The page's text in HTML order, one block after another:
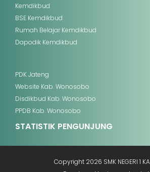
Kemdikbud
BSE Kemdikbud
Rumah Belajar Kemdikbud
Dapodik Kemdikbud
PDK Jateng
Website Kab. Wonosobo
Disdikbud Kab. Wonosobo
PPDB Kab. Wonosobo
STATISTIK PENGUNJUNG
Copyright 2026 SMK NEGERI 1